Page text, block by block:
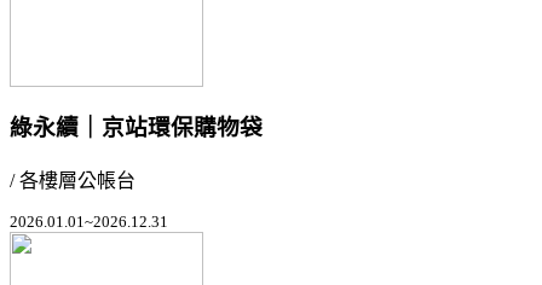
綠永續｜京站環保購物袋
/ 各樓層公帳台
2026.01.01~2026.12.31